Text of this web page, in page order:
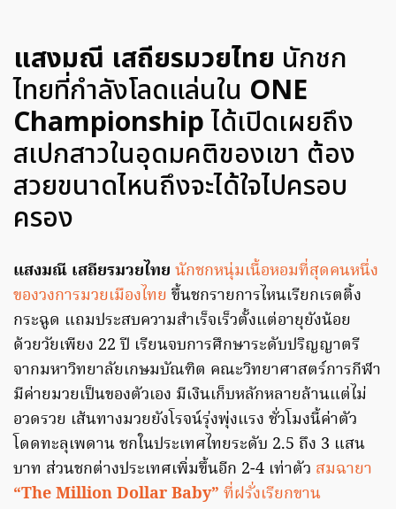
แสงมณี เสถียรมวยไทย นักชก
ไทยที่กำลังโลดแล่นใน ONE
Championshipได้เปิดเผยถึง
สเปกสาวในอุดมคติของเขา ต้อง
สวยขนาดไหนถึงจะได้ใจไปครอบ
ครอง
แสงมณี เสถียรมวยไทย นักชกหนุ่มเนื้อหอมที่สุดคนหนึ่ง
ของวงการมวยเมืองไทย ขึ้นชกรายการไหนเรียกเรตติ้ง
กระฉูด แถมประสบความสำเร็จเร็วตั้งแต่อายุยังน้อย
ด้วยวัยเพียง 22 ปี เรียนจบการศึกษาระดับปริญญาตรี
จากมหาวิทยาลัยเกษมบัณฑิต คณะวิทยาศาสตร์การกีฬา
มีค่ายมวยเป็นของตัวเอง มีเงินเก็บหลักหลายล้านแต่ไม่
อวดรวย เส้นทางมวยยังโรจน์รุ่งพุ่งแรง ชั่วโมงนี้ค่าตัว
โดดทะลุเพดาน ชกในประเทศไทยระดับ 2.5 ถึง 3 แสน
บาท ส่วนชกต่างประเทศเพิ่มขึ้นอีก 2-4 เท่าตัว สมฉายา
“The Million Dollar Baby” ที่ฝรั่งเรียกขาน